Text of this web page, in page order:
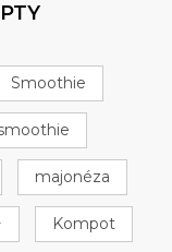
Smoothie
majonéza
Kompot